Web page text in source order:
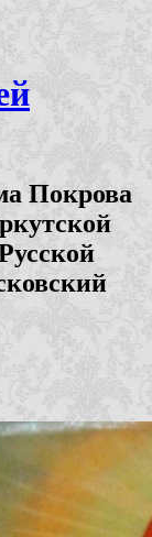
Покрова